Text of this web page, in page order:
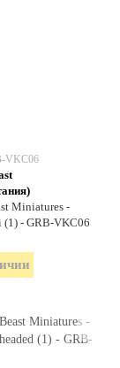
VKC06
Miniatures -
(1) - GRB-VKC06